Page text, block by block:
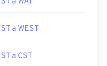
a WEST
a CST